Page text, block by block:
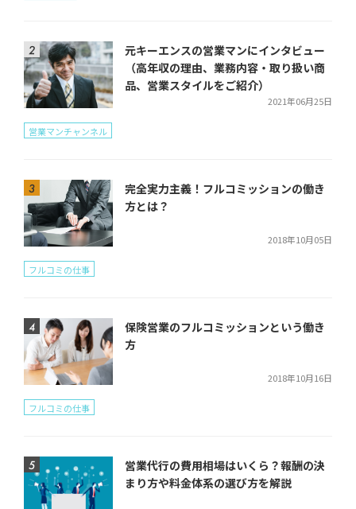
元キーエンスの営業マンにインタビュー
（高年収の理由、業務内容・取り扱い商
品、営業スタイルをご紹介）
2021年06月25日
営業マンチャンネル
完全実力主義！フルコミッションの働き
方とは？
2018年10月05日
フルコミの仕事
保険営業のフルコミッションという働き
方
2018年10月16日
フルコミの仕事
営業代行の費用相場はいくら？報酬の決
まり方や料金体系の選び方を解説